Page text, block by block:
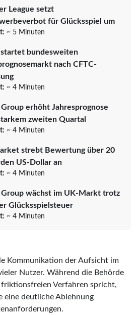
League setzt
für Glücksspiel um
~ 5 Minuten
startet bundesweiten
nach CFTC-
~ 4 Minuten
erhöht Jahresprognose
zweiten Quartal
~ 4 Minuten
strebt Bewertung über 20
US-Dollar an
~ 4 Minuten
Group wächst im UK-Markt trotz
Glücksspielsteuer
~ 4 Minuten
Kommunikation der Aufsicht im
Nutzer. Während die Behörde
Verfahren spricht,
eine deutliche Ablehnung